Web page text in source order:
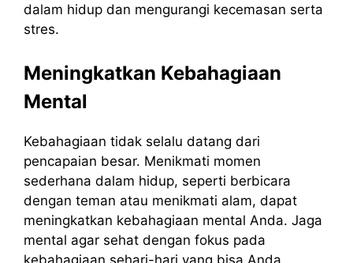
dalam hidup dan mengurangi kecemasan serta
stres.
Meningkatkan Kebahagiaan
Mental
Kebahagiaan tidak selalu datang dari
pencapaian besar. Menikmati momen
sederhana dalam hidup, seperti berbicara
dengan teman atau menikmati alam, dapat
meningkatkan kebahagiaan mental Anda. Jaga
mental agar sehat dengan fokus pada